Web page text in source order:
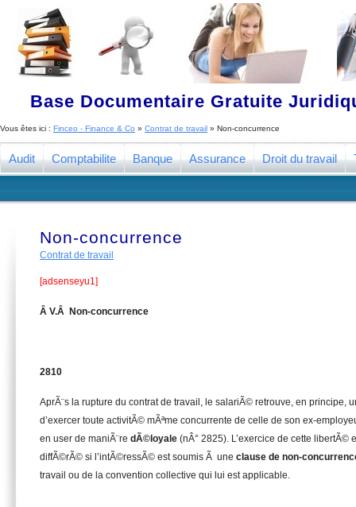
Base Documentaire Gratuite
Vous êtes ici : Finceo - Finance & Co » Contrat de travail » Non-concurrence
Audit Comptabilite Banque Assurance Droit du travail
Non-concurrence
Contrat de travail
[adsenseyu1]
Â V.Â Non-concurrence
2810
AprÃ¨s la rupture du contrat de travail, le salariÃ© retrouve, en principe,
d’exercer toute activitÃ© mÃªme concurrente de celle de son ex-
en user de maniÃ¨re dÃ©loyale (nÂ° 2825). L’exercice de cette libertÃ©
diffÃ©rÃ© si l’intÃ©ressÃ© est soumis Ã une clause de non-
travail ou de la convention collective qui lui est applicable.